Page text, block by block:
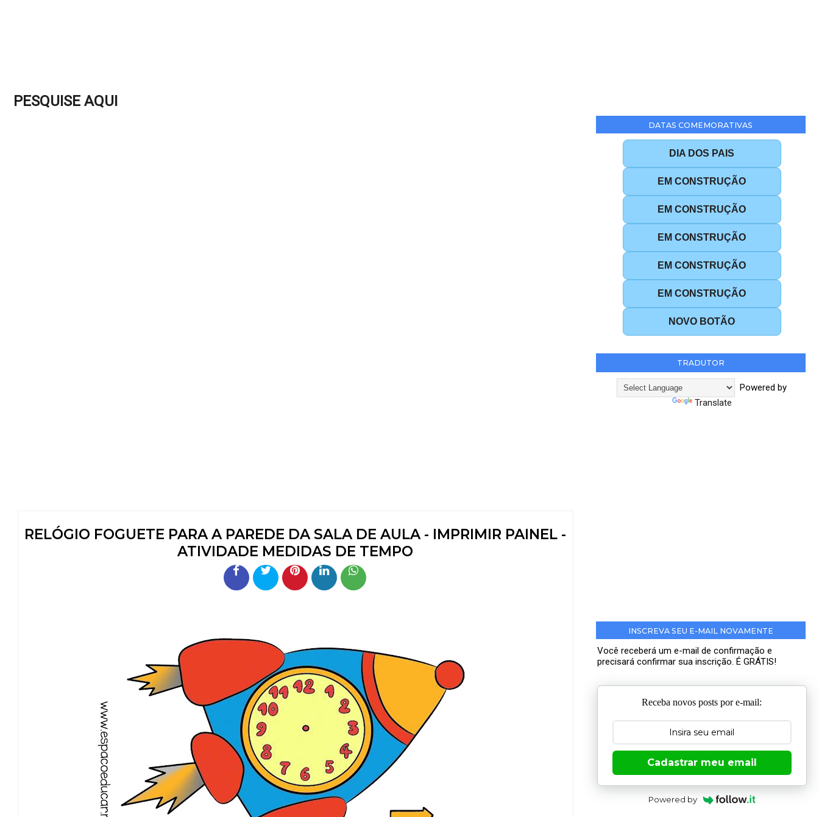
PESQUISE AQUI
RELÓGIO FOGUETE PARA A PAREDE DA SALA DE AULA - IMPRIMIR PAINEL -
ATIVIDADE MEDIDAS DE TEMPO
DATAS COMEMORATIVAS
DIA DOS PAIS
EM CONSTRUÇÃO
EM CONSTRUÇÃO
EM CONSTRUÇÃO
EM CONSTRUÇÃO
EM CONSTRUÇÃO
NOVO BOTÃO
TRADUTOR
Powered by
Translate
INSCREVA SEU E-MAIL NOVAMENTE
Você receberá um e-mail de confirmação e
precisará confirmar sua inscrição. É GRÁTIS!
Receba novos posts por e-mail:
Cadastrar meu email
Powered by